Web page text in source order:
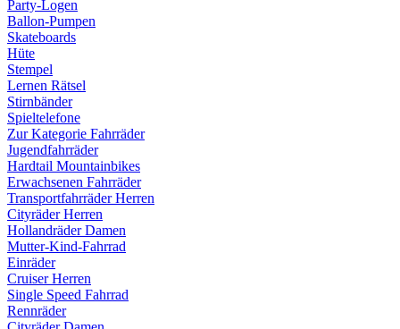
Party-Logen
Ballon-Pumpen
Skateboards
Hüte
Stempel
Lernen Rätsel
Stirnbänder
Spieltelefone
Zur Kategorie Fahrräder
Jugendfahrräder
Hardtail Mountainbikes
Erwachsenen Fahrräder
Transportfahrräder Herren
Cityräder Herren
Hollandräder Damen
Mutter-Kind-Fahrrad
Einräder
Cruiser Herren
Single Speed Fahrrad
Rennräder